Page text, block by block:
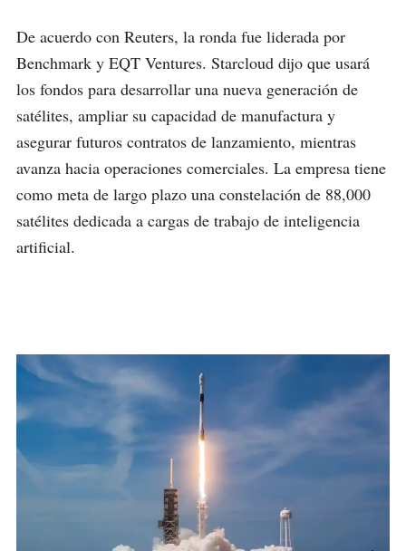
De acuerdo con Reuters, la ronda fue liderada por
Benchmark y EQT Ventures. Starcloud dijo que usará
los fondos para desarrollar una nueva generación de
satélites, ampliar su capacidad de manufactura y
asegurar futuros contratos de lanzamiento, mientras
avanza hacia operaciones comerciales. La empresa tiene
como meta de largo plazo una constelación de 88,000
satélites dedicada a cargas de trabajo de inteligencia
artificial.